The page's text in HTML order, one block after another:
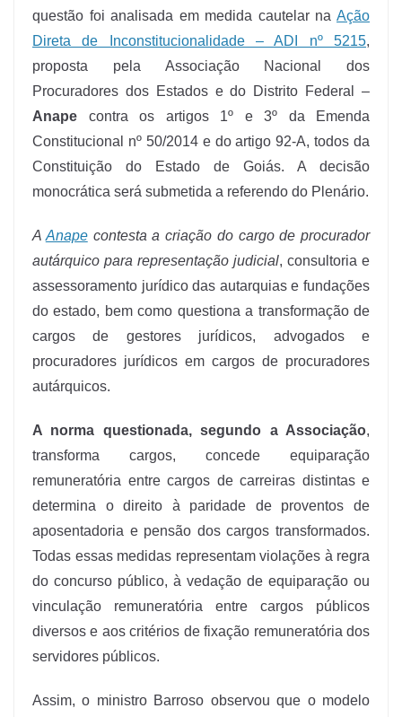
questão foi analisada em medida cautelar na Ação
Direta de Inconstitucionalidade – ADI nº 5215,
proposta pela Associação Nacional dos
Procuradores dos Estados e do Distrito Federal –
Anape contra os artigos 1º e 3º da Emenda
Constitucional nº 50/2014 e do artigo 92-A, todos da
Constituição do Estado de Goiás. A decisão
monocrática será submetida a referendo do Plenário.
A Anapecontesta a criação do cargo de procurador
autárquico para representação judicial, consultoria e
assessoramento jurídico das autarquias e fundações
do estado, bem como questiona a transformação de
cargos de gestores jurídicos, advogados e
procuradores jurídicos em cargos de procuradores
autárquicos.
A norma questionada, segundo a Associação,
transforma cargos, concede equiparação
remuneratória entre cargos de carreiras distintas e
determina o direito à paridade de proventos de
aposentadoria e pensão dos cargos transformados.
Todas essas medidas representam violações à regra
do concurso público, à vedação de equiparação ou
vinculação remuneratória entre cargos públicos
diversos e aos critérios de fixação remuneratória dos
servidores públicos.
Assim, o ministro Barroso observou que o modelo